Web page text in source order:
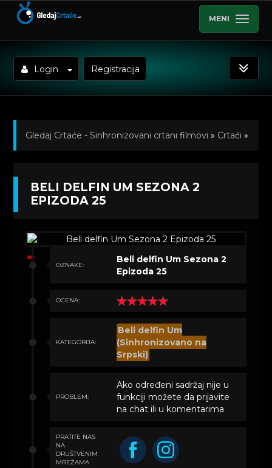
MENI
Login Registracija
Gledaj Crtaće - Sinhronizovani crtani filmovi » Crtaći »
Kratkometrazni crtani filmovi
BELI DELFIN UM SEZONA 2
EPIZODA 25
OZNAKE:
Beli delfin Um Sezona 2
Epizoda 25
OCENA:
KATEGORIJA:
Beli delfin Um
(Sinhronizovano na
Srpski)
PROBLEM:
Ako određeni sadržaj nije u
funkciji možete da prijavite
na chat ili u komentarima
PRATITE NAS
NA
DRUŠTVENIM
MREŽAMA